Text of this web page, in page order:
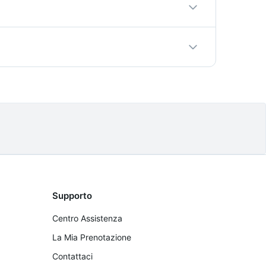
del percorso.
Supporto
Centro Assistenza
La Mia Prenotazione
Contattaci